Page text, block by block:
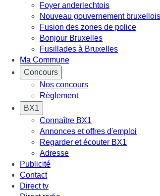
Foyer anderlechtois
Nouveau gouvernement bruxellois
Fusion des zones de police
Bonjour Bruxelles
Fusillades à Bruxelles
Ma Commune
Concours
Nos concours
Règlement
BX1
Connaître BX1
Annonces et offres d'emploi
Regarder et écouter BX1
Adresse
Publicité
Contact
Direct tv